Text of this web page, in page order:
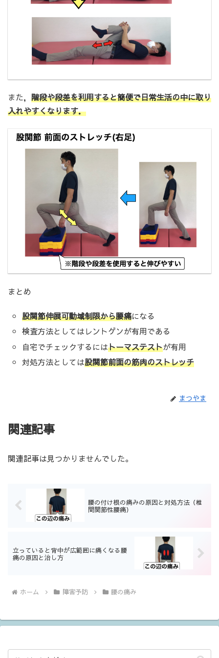
また， 階段や段差を利用すると簡便で日常生活の中に取り
入れやすくなります．
まとめ
股関節伸展可動域制限から腰痛になる
検査方法としてはレントゲンが有用である
自宅でチェックするにはトーマステストが有用
対処方法としては股関節前面の筋肉のストレッチ
まつやま
関連記事
関連記事は見つかりませんでした。
腰の付け根の痛みの原因と対処方法（椎
間関節性腰痛）
立っていると背中が広範囲に痛くなる腰
痛の原因と治し方
ホーム 障害予防 腰の痛み